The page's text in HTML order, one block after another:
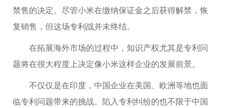
禁售的决定。尽管小米在缴纳保证金之后获得解禁，恢
复销售，但这场专利战并未终结。
在拓展海外市场的过程中，知识产权尤其是专利问
题将在很大程度上决定像小米这样企业的发展前景。
不仅仅是在印度，中国企业在美国、欧洲等地也面
临专利问题带来的挑战。陷入专利纠纷的也不限于中国